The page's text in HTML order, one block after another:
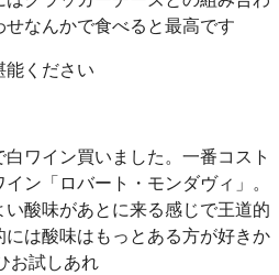
なんかで食べると最高です
ください
ワイン買いました。一番コスト
ン「ロバート・モンダヴィ」。
酸味があとに来る感じで王道的
は酸味はもっとある方が好きか
お試しあれ